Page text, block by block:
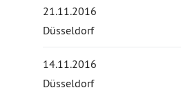
21.11.2016
Düsseldorf
14.11.2016
Düsseldorf